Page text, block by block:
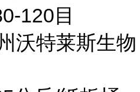
120目
沃特莱斯生物